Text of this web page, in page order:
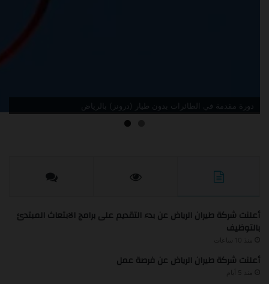
دورة مقدمة في الطائرات بدون طيار (درونز) بالرياض
أعلنت شركة طيران الرياض عن بدء التقديم على برامج الابتعاث المبتدئ
بالتوظيف
أعلنت شركة طيران الرياض عن فرصة عمل